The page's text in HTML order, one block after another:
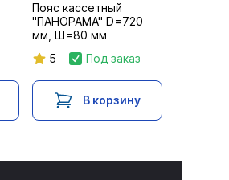
Пояс кассетный
"ПАНОРАМА" D=720
мм, Ш=80 мм
5
Под заказ
В корзину